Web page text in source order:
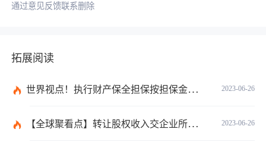
通过意见反馈联系删除
拓展阅读
2023-06-26
世界视点！执行财产保全担保按担保金额的1%收取吗？
2023-06-26
【全球聚看点】转让股权收入交企业所得税吗？企业所得税征税原则是什么？